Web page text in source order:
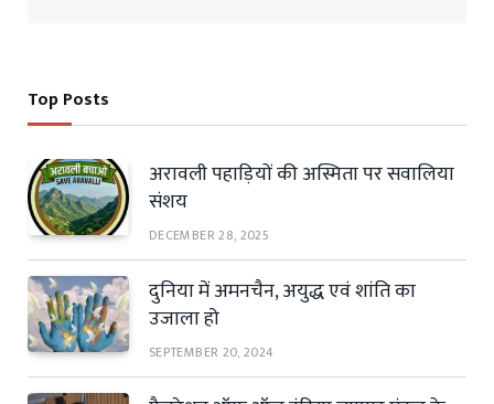
Top Posts
अरावली पहाड़ियों की अस्मिता पर सवालिया
संशय
DECEMBER 28, 2025
दुनिया में अमनचैन, अयुद्ध एवं शांति का
उजाला हो
SEPTEMBER 20, 2024